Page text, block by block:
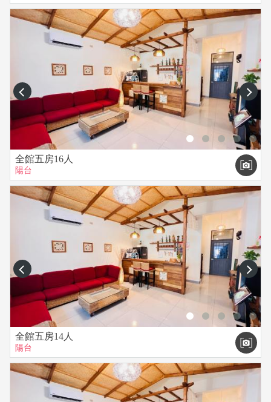
•卡拉OK(使用限制時間13:00至22:00止)，避免吵到附近的住
戶，甚至遭報警處理。
•晚上十點後請降低音量，請勿大聲喧嘩，避免吵到附近的住
•嚴禁吸毒、嗑藥、攜帶違禁品及危險物品，如發現即報警處
理。
•本區為住宅區，禁止燃放煙火。
【民宿設備】
•65吋液晶電視。
•冷氣，冰箱，高級床鋪。
•提供牙刷、牙膏、洗髮精、沐浴乳、浴巾、吹風機、礦泉水。
•1F備有：卡拉OK、電棟麻將設備、Switch遊戲機、微波爐、奶
瓶消毒鍋。
•1樓戶外區 : 烤肉區、戶外有水源可自備充氣式戲水池（可協助
網上便宜代購）。
•提供嬰兒澡盆，若有需要請於入住前告知。
•備機車一台可方便外出採購。
【民宿附近】
•停車～民宿專屬停車位。(最多可停放4～５台車)
•生活～全聯、7-11、大賣場、早餐店皆步行3~5分就可到達。
•環境～位在恆春鎮內與台26外線道間，安靜不吵。
•飲食～就在恆春美食城上，要吃甚麼都有。
•步行10分就是恆春週日夜市，星期天入住的您不可錯過一週只
有一天的在地夜市。
＊＊恆春週日夜市比墾丁大街便宜好吃又好逛喔＊＊
prev next
全館五房16人
陽台
prev next
全館五房14人
陽台